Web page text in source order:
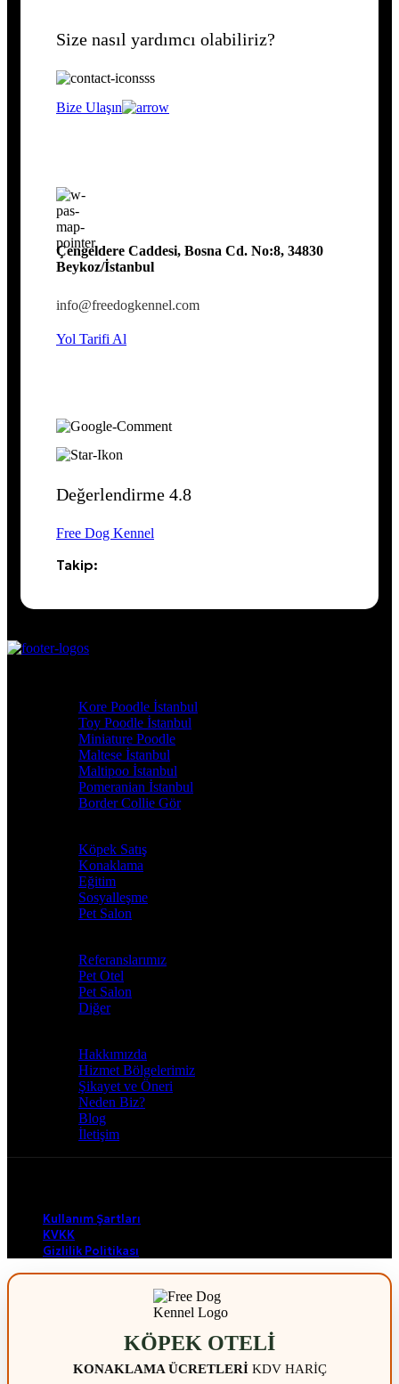
Size nasıl yardımcı olabiliriz?
Bize Ulaşın
Çengeldere Caddesi, Bosna Cd. No:8, 34830
Beykoz/İstanbul
info@freedogkennel.com
Yol Tarifi Al
Değerlendirme 4.8
Free Dog Kennel
Takip:
Kore Poodle İstanbul
Toy Poodle İstanbul
Miniature Poodle
Maltese İstanbul
Maltipoo İstanbul
Pomeranian İstanbul
Border Collie Gör
Köpek Satış
Konaklama
Eğitim
Sosyalleşme
Pet Salon
Referanslarımız
Pet Otel
Pet Salon
Diğer
Hakkımızda
Hizmet Bölgelerimiz
Şikayet ve Öneri
Neden Biz?
Blog
İletişim
Kullanım Şartları
KVKK
Gizlilik Politikası
KÖPEK OTELI
KONAKLAMA ÜCRETLERI KDV HARIÇ